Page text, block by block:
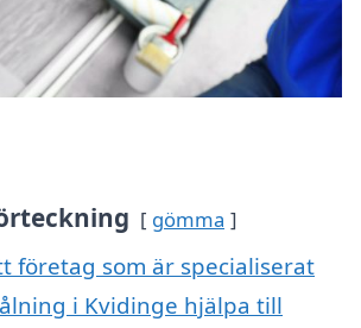
gömma
företag som är specialiserat
i Kvidinge hjälpa till